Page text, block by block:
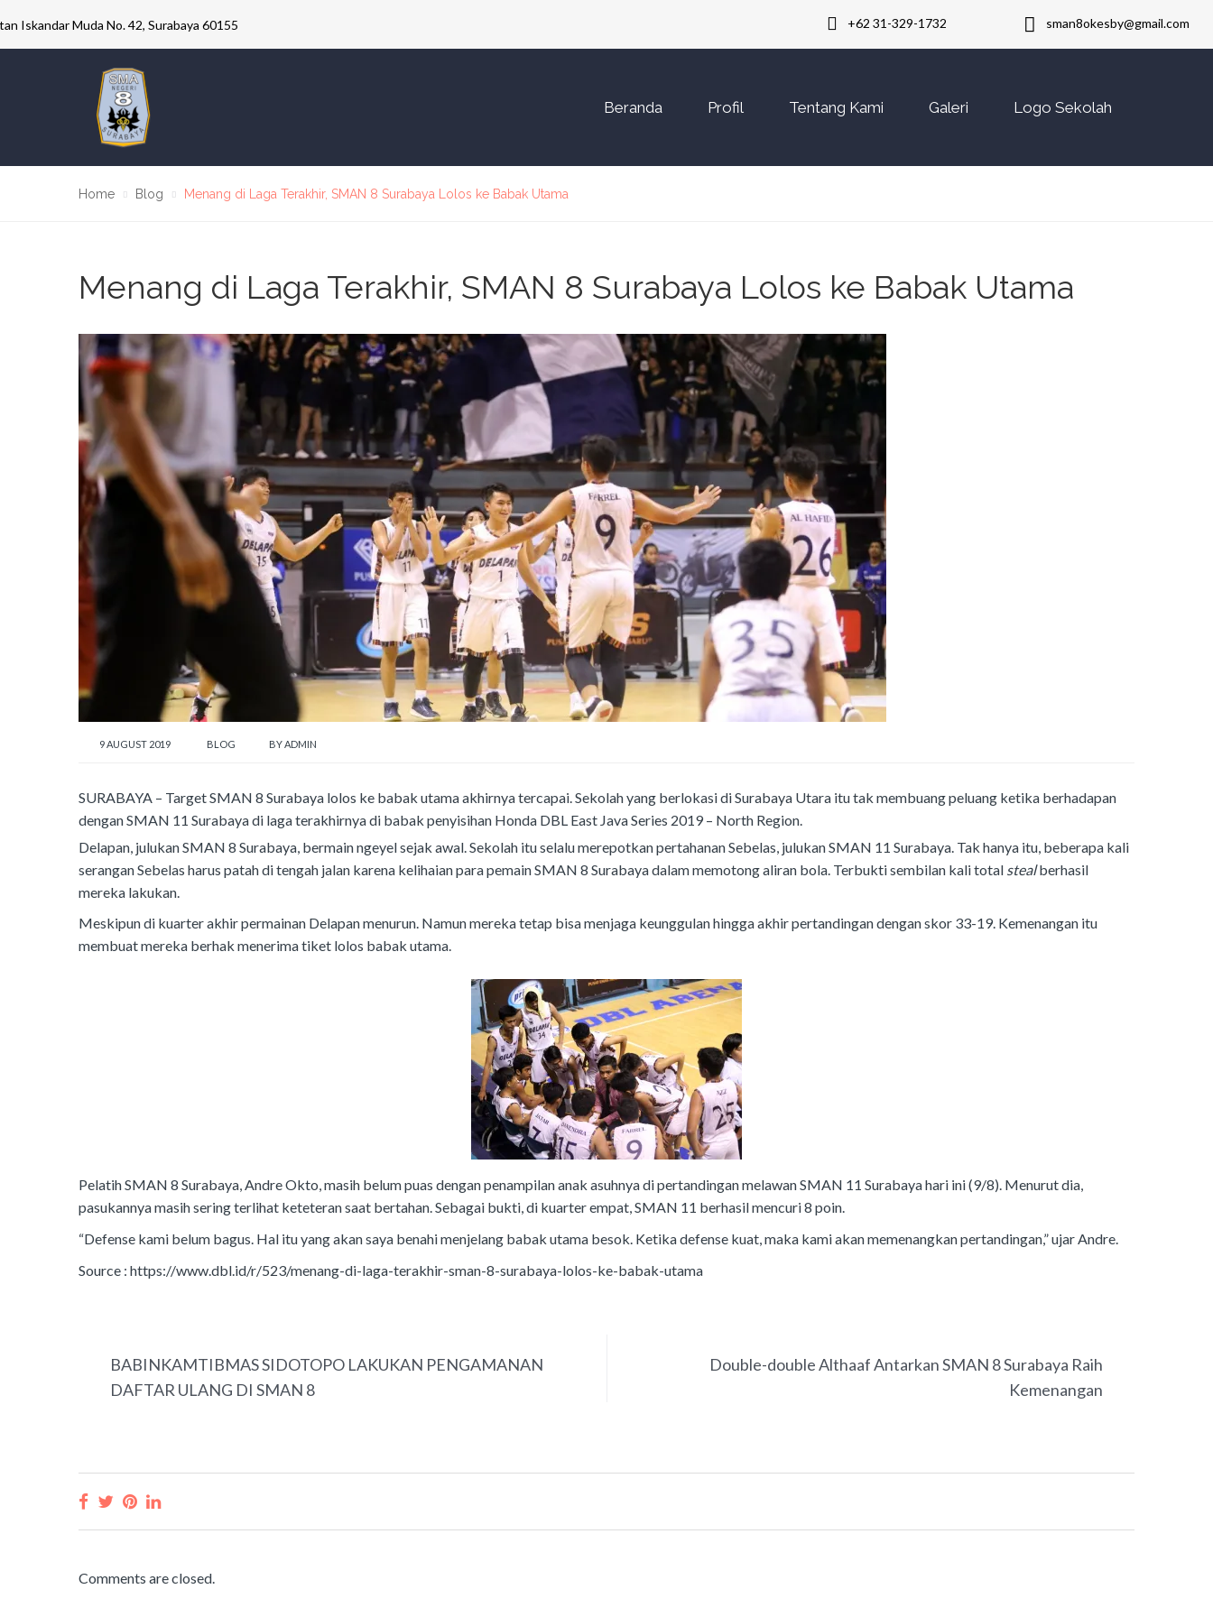
Iskandar Muda No. 42, Surabaya 60155 +62 31-329-1732 sman8okesby@gmail.com
Beranda Profil Tentang Kami Galeri Logo Sekolah
Home Blog Menang di Laga Terakhir, SMAN 8 Surabaya Lolos ke Babak Utama
Menang di Laga Terakhir, SMAN 8 Surabaya Lolos ke Babak Utama
9 AUGUST 2019 BLOG BYADMIN
SURABAYA – Target SMAN 8 Surabaya lolos ke babak utama akhirnya tercapai. Sekolah yang berlokasi di Surabaya Utara itu tak membuang peluang ketika berhadapan
dengan SMAN 11 Surabaya di laga terakhirnya di babak penyisihan Honda DBL East Java Series 2019 – North Region.
Delapan, julukan SMAN 8 Surabaya, bermain ngeyel sejak awal. Sekolah itu selalu merepotkan pertahanan Sebelas, julukan SMAN 11 Surabaya. Tak hanya itu, beberapa kali
serangan Sebelas harus patah di tengah jalan karena kelihaian para pemain SMAN 8 Surabaya dalam memotong aliran bola. Terbukti sembilan kali total stealberhasil
mereka lakukan.
Meskipun di kuarter akhir permainan Delapan menurun. Namun mereka tetap bisa menjaga keunggulan hingga akhir pertandingan dengan skor 33-19. Kemenangan itu
membuat mereka berhak menerima tiket lolos babak utama.
Pelatih SMAN 8 Surabaya, Andre Okto, masih belum puas dengan penampilan anak asuhnya di pertandingan melawan SMAN 11 Surabaya hari ini (9/8). Menurut dia,
pasukannya masih sering terlihat keteteran saat bertahan. Sebagai bukti, di kuarter empat, SMAN 11 berhasil mencuri 8 poin.
“Defense kami belum bagus. Hal itu yang akan saya benahi menjelang babak utama besok. Ketika defense kuat, maka kami akan memenangkan pertandingan,” ujar Andre.
Source : https://www.dbl.id/r/523/menang-di-laga-terakhir-sman-8-surabaya-lolos-ke-babak-utama
BABINKAMTIBMAS SIDOTOPO LAKUKAN PENGAMANAN
DAFTAR ULANG DI SMAN 8
Double-double Althaaf Antarkan SMAN 8 Surabaya Raih
Kemenangan
Comments are closed.